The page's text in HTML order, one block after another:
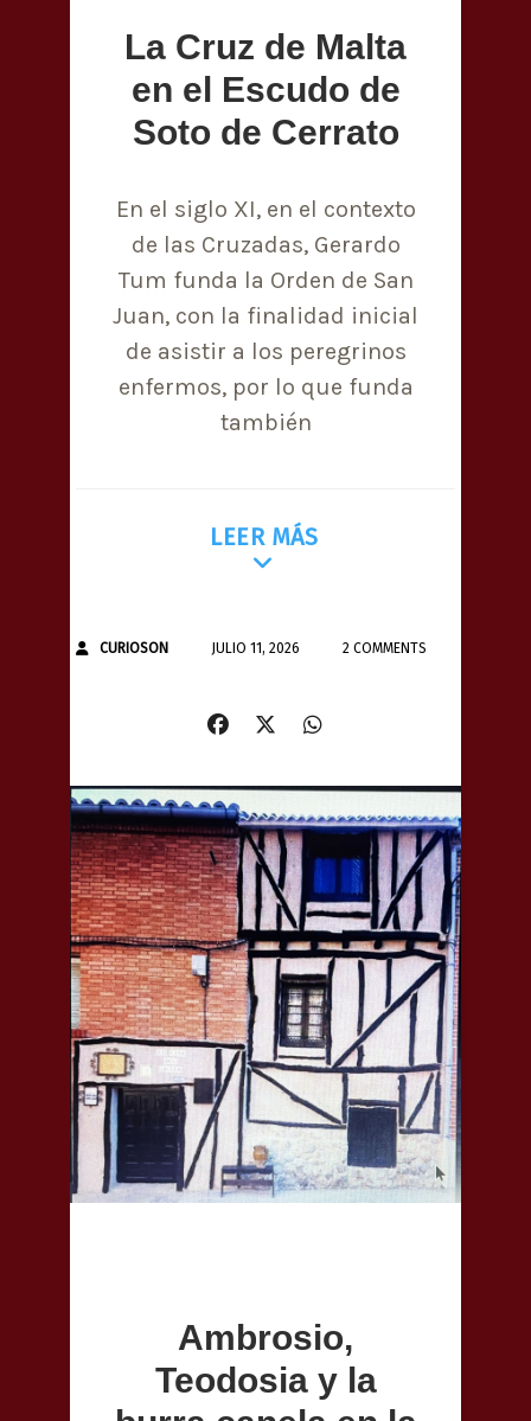
La Cruz de Malta
en el Escudo de
Soto de Cerrato
En el siglo XI, en el contexto
de las Cruzadas, Gerardo
Tum funda la Orden de San
Juan, con la finalidad inicial
de asistir a los peregrinos
enfermos, por lo que funda
también
LEER MÁS
CURIOSON JULIO 11, 2026 2 COMMENTS
Ambrosio,
Teodosia y la